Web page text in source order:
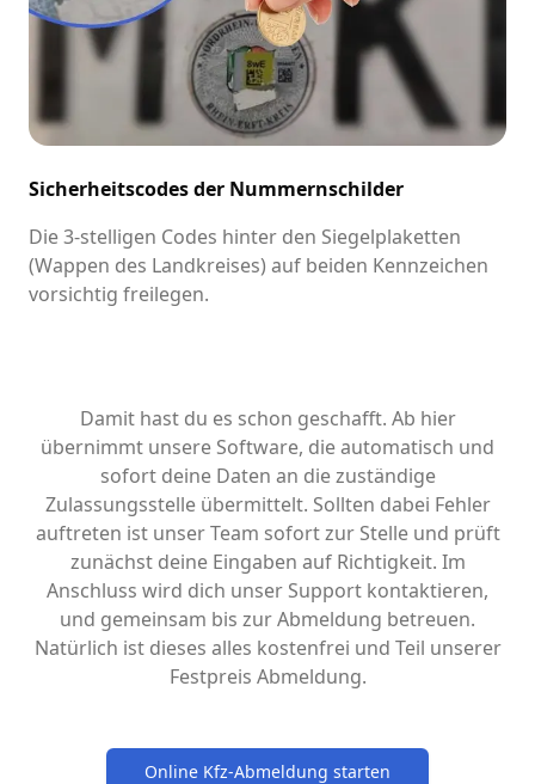
Sicherheitscodes der Nummernschilder
Die 3-stelligen Codes hinter den Siegelplaketten
(Wappen des Landkreises) auf beiden Kennzeichen
vorsichtig freilegen.
Damit hast du es schon geschafft. Ab hier
übernimmt unsere Software, die automatisch und
sofort deine Daten an die zuständige
Zulassungsstelle übermittelt. Sollten dabei Fehler
auftreten ist unser Team sofort zur Stelle und prüft
zunächst deine Eingaben auf Richtigkeit. Im
Anschluss wird dich unser Support kontaktieren,
und gemeinsam bis zur Abmeldung betreuen.
Natürlich ist dieses alles kostenfrei und Teil unserer
Festpreis Abmeldung.
Online Kfz-Abmeldung starten